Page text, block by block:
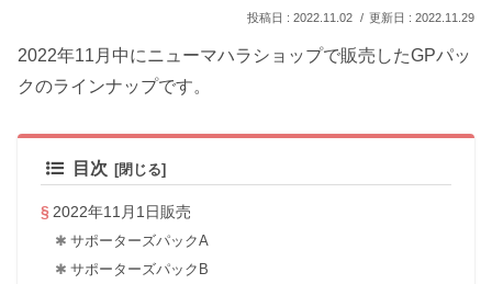
2022.11.02 2022.11.29
2022年11月中にニューマハラショップで販売したGPパッ
クのラインナップです。
目次
2022年11月1日販売
サポーターズパックA
サポーターズパックB